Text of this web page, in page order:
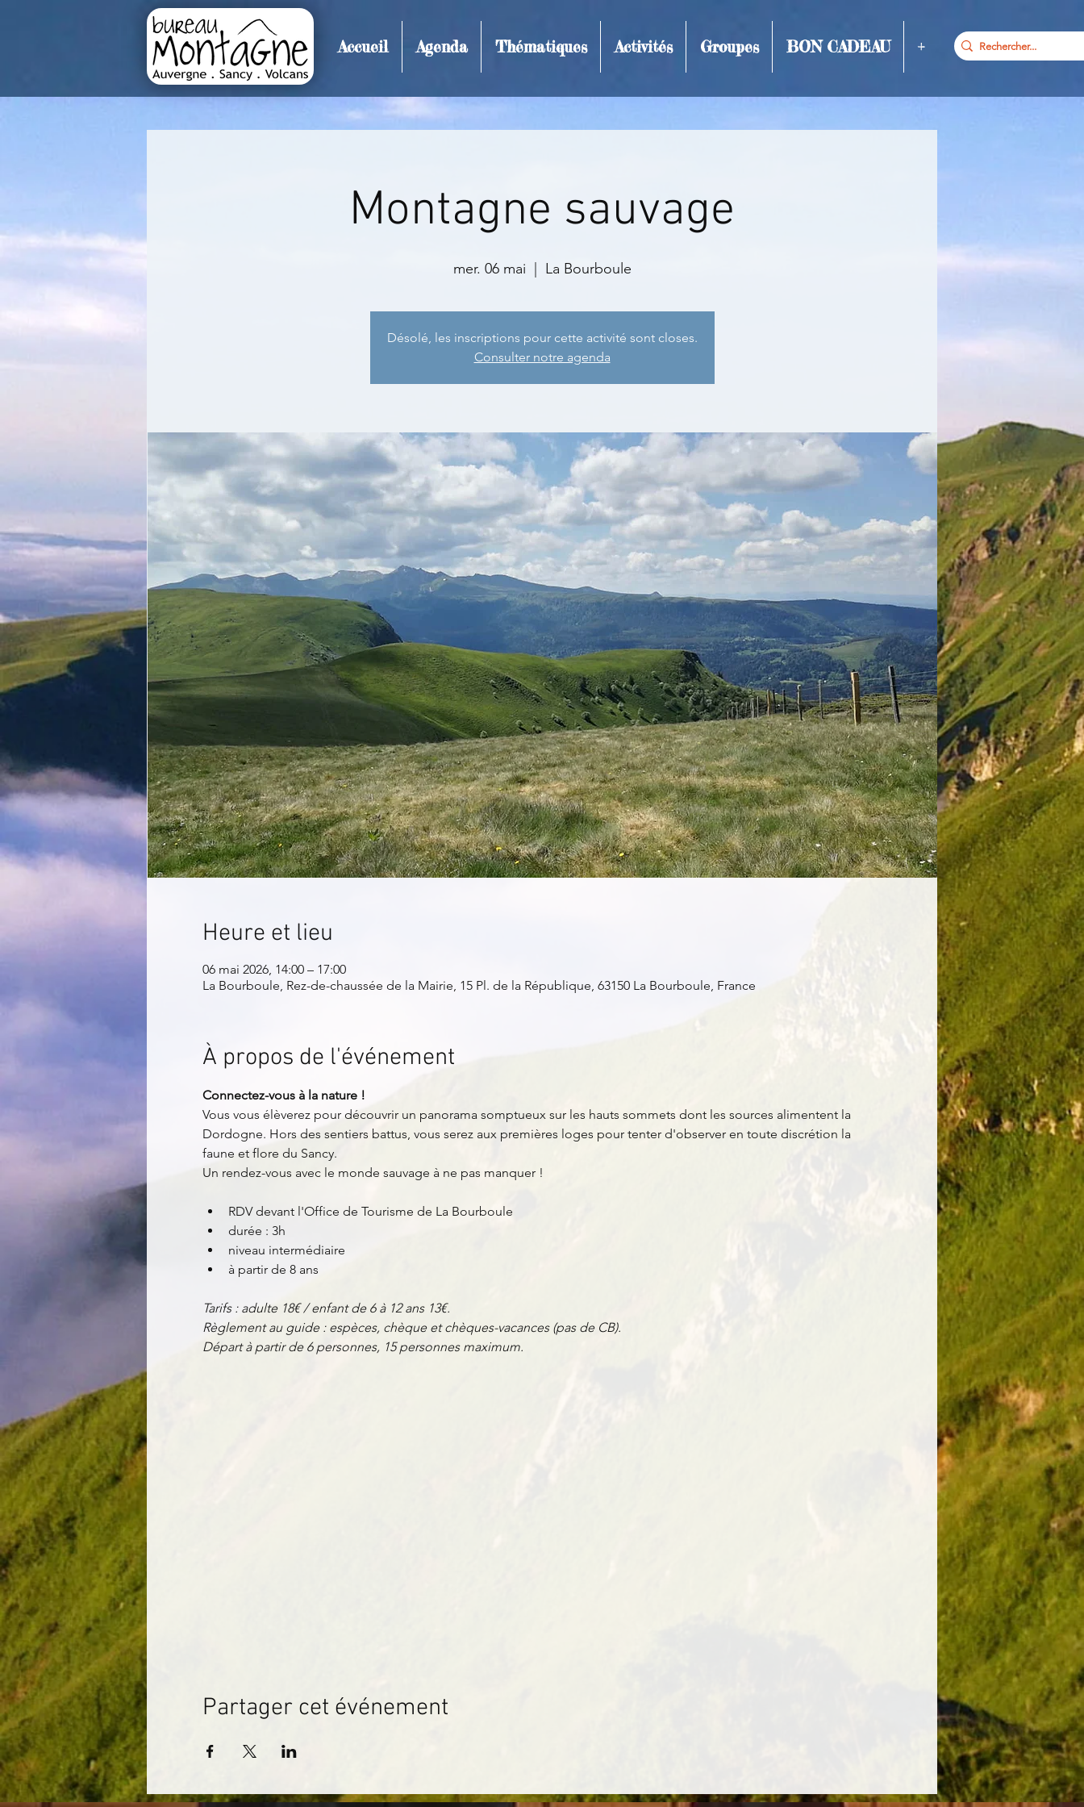
Accueil Agenda Thématiques Activités Groupes BON CADEAU +
Détails de l'événement et inscription
Montagne sauvage
mer. 06 mai La Bourboule
Désolé, les inscriptions pour cette activité sont closes.
Consulter notre agenda
Heure et lieu
06 mai 2026, 14:00 – 17:00
La Bourboule, Rez-de-chaussée de la Mairie, 15 Pl. de la République, 63150 La Bourboule, France
À propos de l'événement
Connectez-vous à la nature !
Vous vous élèverez pour découvrir un panorama somptueux sur les hauts sommets dont les sources alimentent la
Dordogne. Hors des sentiers battus, vous serez aux premières loges pour tenter d'observer en toute discrétion la
faune et flore du Sancy.
Un rendez-vous avec le monde sauvage à ne pas manquer !
RDV devant l'Office de Tourisme de La Bourboule
durée : 3h
niveau intermédiaire
à partir de 8 ans
Tarifs : adulte 18€ / enfant de 6 à 12 ans 13€.
Règlement au guide : espèces, chèque et chèques-vacances (pas de CB).
Départ à partir de 6 personnes, 15 personnes maximum.
Partager cet événement